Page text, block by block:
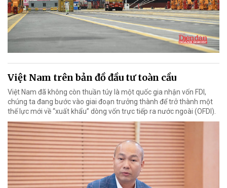
Việt Nam trên bản đồ đầu tư toàn cầu
Việt Nam đã không còn thuần túy là một quốc gia nhận vốn FDI,
chúng ta đang bước vào giai đoạn trưởng thành để trở thành một
thế lực mới về “xuất khẩu” dòng vốn trực tiếp ra nước ngoài (OFDI).